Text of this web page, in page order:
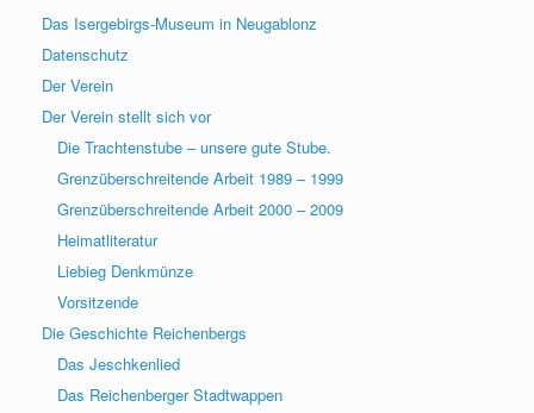
Das Isergebirgs-Museum in Neugablonz
Datenschutz
Der Verein
Der Verein stellt sich vor
Die Trachtenstube – unsere gute Stube.
Grenzüberschreitende Arbeit 1989 – 1999
Grenzüberschreitende Arbeit 2000 – 2009
Heimatliteratur
Liebieg Denkmünze
Vorsitzende
Die Geschichte Reichenbergs
Das Jeschkenlied
Das Reichenberger Stadtwappen